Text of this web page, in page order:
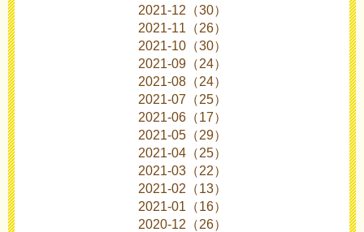
2021-12（30）
2021-11（26）
2021-10（30）
2021-09（24）
2021-08（24）
2021-07（25）
2021-06（17）
2021-05（29）
2021-04（25）
2021-03（22）
2021-02（13）
2021-01（16）
2020-12（26）